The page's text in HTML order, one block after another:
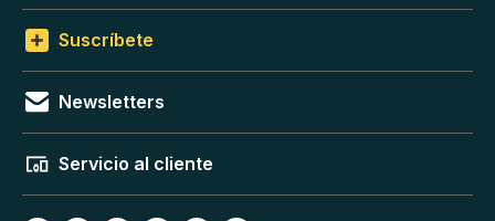
Suscríbete
Newsletters
Servicio al cliente